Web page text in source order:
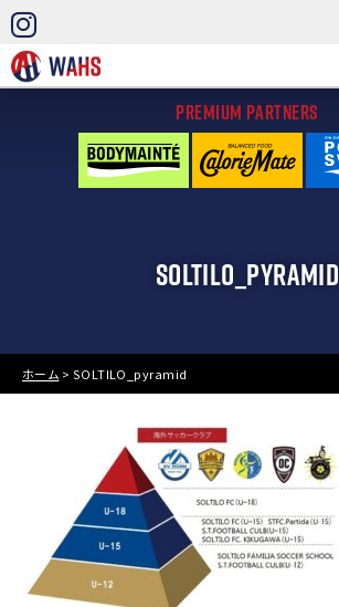
PREMIUM PARTNERS
SOLTILO_PYRAMID
ホーム > SOLTILO_pyramid